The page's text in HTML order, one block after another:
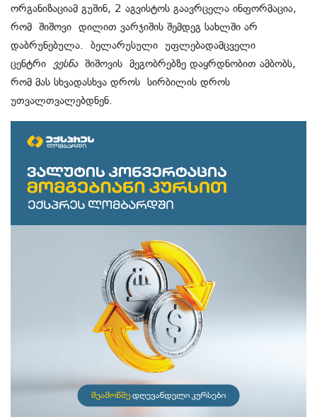
ორგანიზაციამ გუშინ, 2 აგვისტოს გაავრცელა ინფორმაცია,
რომ შიშოვი დილით ვარჯიშის შემდეგ სახლში არ
დაბრუნებულა. ბელარუსული უფლებადამცველი
ცენტრი ვესნაშიშოვის მეგობრებზე დაყრდნობით ამბობს,
რომ მას სხვადასხვა დროს სირბილის დროს
უთვალთვალებდნენ.